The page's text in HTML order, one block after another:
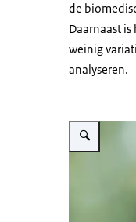
de
Daarnaast
weinig
analyseren.
Vergroot